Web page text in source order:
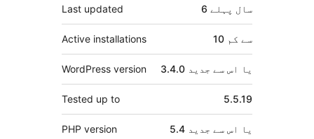
Last updated 6 سال پہلے
Active installations 10 سے کم
WordPress version 3.4.0 یا اس سے جدید
Tested up to 5.5.19
PHP version 5.4 یا اس سے جدید